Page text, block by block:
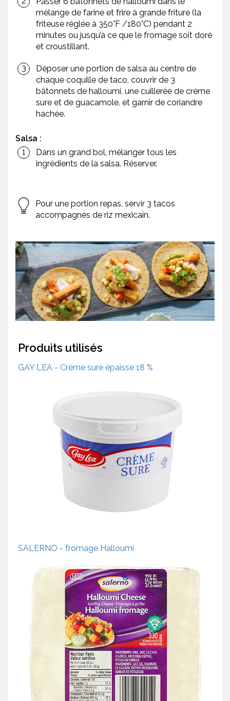
mélange de farine et frire à grande friture (la
friteuse réglée à 350°F /180°C) pendant 2
minutes ou jusqu’à ce que le fromage soit doré
et croustillant.
Déposer une portion de salsa au centre de
chaque coquille de taco, couvrir de 3
bâtonnets de halloumi, une cuillerée de crème
sure et de guacamole, et garnir de coriandre
hachée.
Salsa :
Dans un grand bol, mélanger tous les
ingrédients de la salsa. Réserver.
Pour une portion repas, servir 3 tacos
accompagnés de riz mexicain.
Produits utilisés
GAY LEA - Crème sure épaisse 18 %
SALERNO - fromage Halloumi